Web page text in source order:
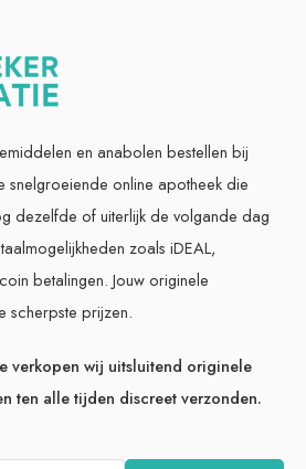
en anabolen bestellen bij
snelgroeiende online apotheek die
dezelfde of uiterlijk de volgande dag
zoals iDEAL,
betalingen. Jouw originele
scherpste prijzen.
verkopen wij uitsluitend originele
ten alle tijden discreet verzonden.